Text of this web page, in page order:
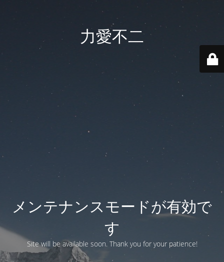
力愛不二
メンテナンスモードが有効で
す
Site will be available soon. Thank you for your patience!